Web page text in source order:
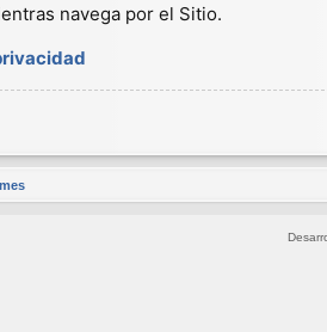
navega por el Sitio.